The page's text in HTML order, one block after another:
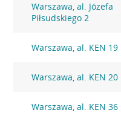
Warszawa, al. Józefa
Piłsudskiego 2
Warszawa, al. KEN 19
Warszawa, al. KEN 20
Warszawa, al. KEN 36